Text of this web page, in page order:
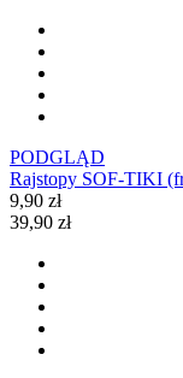
PODGLĄD
Rajstopy SOF-TIKI
9,90 zł
39,90 zł